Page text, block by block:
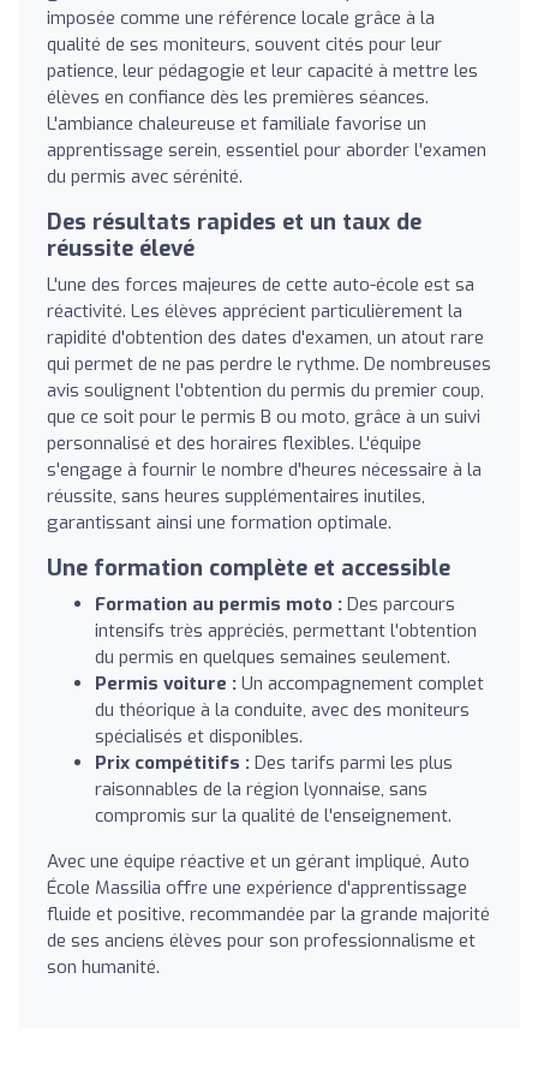
imposée comme une référence locale grâce à la
qualité de ses moniteurs, souvent cités pour leur
patience, leur pédagogie et leur capacité à mettre les
élèves en confiance dès les premières séances.
L'ambiance chaleureuse et familiale favorise un
apprentissage serein, essentiel pour aborder l'examen
du permis avec sérénité.
Des résultats rapides et un taux de
réussite élevé
L'une des forces majeures de cette auto-école est sa
réactivité. Les élèves apprécient particulièrement la
rapidité d'obtention des dates d'examen, un atout rare
qui permet de ne pas perdre le rythme. De nombreuses
avis soulignent l'obtention du permis du premier coup,
que ce soit pour le permis B ou moto, grâce à un suivi
personnalisé et des horaires flexibles. L'équipe
s'engage à fournir le nombre d'heures nécessaire à la
réussite, sans heures supplémentaires inutiles,
garantissant ainsi une formation optimale.
Une formation complète et accessible
Formation au permis moto : Des parcours
intensifs très appréciés, permettant l'obtention
du permis en quelques semaines seulement.
Permis voiture : Un accompagnement complet
du théorique à la conduite, avec des moniteurs
spécialisés et disponibles.
Prix compétitifs : Des tarifs parmi les plus
raisonnables de la région lyonnaise, sans
compromis sur la qualité de l'enseignement.
Avec une équipe réactive et un gérant impliqué, Auto
École Massilia offre une expérience d'apprentissage
fluide et positive, recommandée par la grande majorité
de ses anciens élèves pour son professionnalisme et
son humanité.